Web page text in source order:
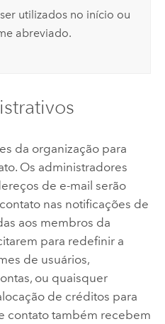
utilizados no início ou
abreviado.
da organização para
Os administradores
de e-mail serão
nas notificações de
aos membros da
para redefinir a
de usuários,
ou quaisquer
de créditos para
contato também recebem